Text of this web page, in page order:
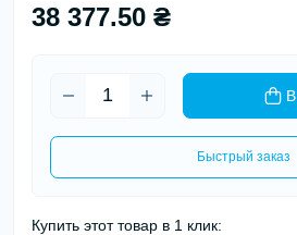
38 377.50 ₴
Быстрый заказ
Купить этот товар в 1 клик: